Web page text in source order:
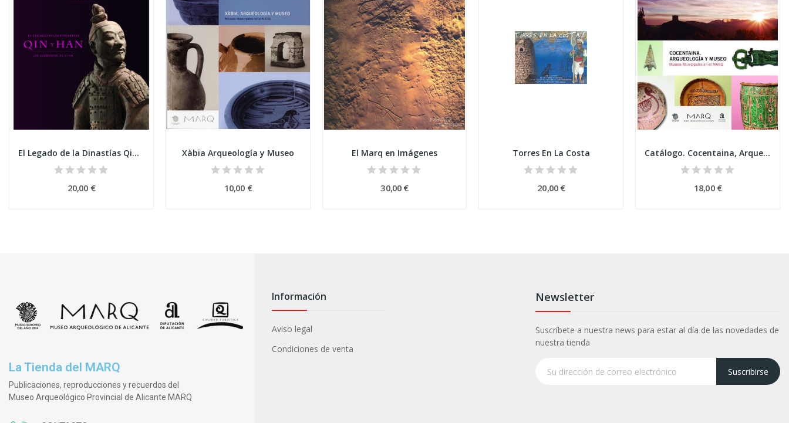
El Legado de la Dinastías Qin y Han. Los...
20,00 €
Xàbia Arqueología y Museo
10,00 €
El Marq en Imágenes
30,00 €
Torres En La Costa
20,00 €
Catálogo. Cocentaina, Arqueología y Museo
18,00 €
La Tienda del MARQ
Publicaciones, reproducciones y recuerdos del
Museo Arqueológico Provincial de Alicante MARQ
Información
Aviso legal
Condiciones de venta
Newsletter
Suscríbete a nuestra news para estar al día de las novedades de
nuestra tienda
Suscribirse